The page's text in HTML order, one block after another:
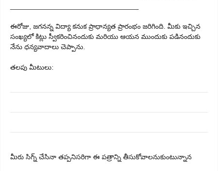
ఈరోజు, జగనన్న విద్యా కనుక ప్రాధాన్యత ప్రారంభం జరిగింది. మీకు ఇచ్చిన
సంఖ్యలో కిట్లు స్వీకరించినందుకు మరియు ఆయన ముందుకు పడినందుకు
నేను ధన్యవాదాలు చెప్పాను.
తలపు మీటులు:
మీరు సిగ్న్ చేసినా తప్పనిసరిగా ఈ పత్రాన్ని తీసుకోవాలనుకుంటున్నాన